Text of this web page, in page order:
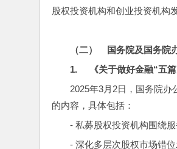
股权投资机构和创业投资机构
（二）
国务院及国务院
1.
《关于做好金融“五
2025年3月2日，国务院办
的内容，具体包括：
- 私募股权投资机构围绕
- 深化多层次股权市场错